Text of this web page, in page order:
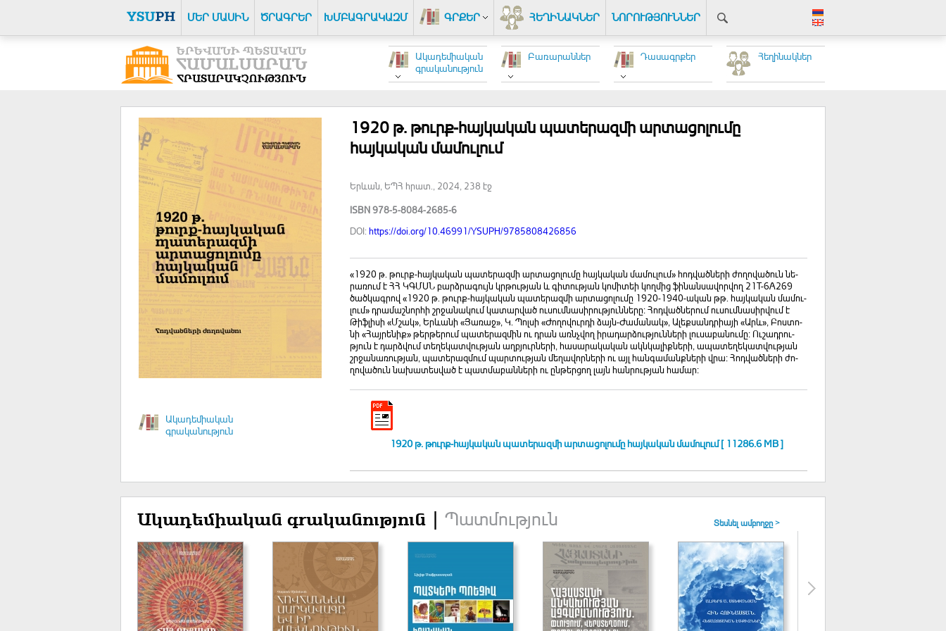
ՄԵՐ ՄԱՍԻՆ ԾՐԱԳՐԵՐ ԽՄԲԱԳՐԱԿԱԶՄ ԳՐՔԵՐ ՀԵՂԻՆԱԿՆԵՐ ՆՈՐՈՒԹՅՈՒՆՆԵՐ
Հեղինակներ
Դասագրքեր
Բառարաններ
Ակադեմիական
գրականություն
Ակադեմիական
գրականություն
1920 թ. թուրք-հայկական պատերազմի արտացոլումը
հայկական մամուլում
Երևան, ԵՊՀ հրատ., 2024, 238 էջ
ISBN 978-5-8084-2685-6
DOI: https://doi.org/10.46991/YSUPH/9785808426856
«1920 թ. թուրք-հայ­կա­կան պա­տե­րազ­մի ար­տա­ցո­լու­մը հայ­կա­կան մա­մու­լում» հոդ­ված­նե­րի ժո­ղո­վա­ծուն նե­
րա­ռում է ՀՀ ԿԳՄՍՆ բարձ­րա­գույն կր­թու­թյան և գի­տու­թյան կո­մի­տե­ի կող­մից ֆի­նան­սա­վոր­վող 21T-6A269
ծած­կագ­րով «1920 թ. թուրք-հայ­կա­կան պա­տե­րազ­մի ար­տա­ցո­լու­մը 1920-1940-ա­կան թթ. հայ­կա­կան մա­մու­
լում» դրա­մաշ­նոր­հի շր­ջա­նակ­ում կա­տար­ված ու­սում­նա­սի­րու­թյուն­նե­րը։ Հոդ­ված­նե­րում ու­սում­նա­սիր­վում է
Թիֆ­լի­սի «Մ­շակ», Եր­ևա­նի «Յա­ռաջ», Կ. Պոլ­սի «­Ժո­ղո­վուր­դի ձայն-Ժա­մա­նակ», Ա­լեք­սանդ­րի­այի «Արև», Բոս­տո­
նի «­Հայ­րե­նիք» թեր­թե­րում պա­տե­րազ­մին ու դրան ա­ռնչ­վող ի­րա­դար­ձու­թյուն­նե­րի լու­սա­բա­նու­մը։ Ու­շադ­րու­
թյուն է դարձ­վում տե­ղե­կատ­վու­թյան աղ­բյուր­նե­րի, հա­սա­րա­կա­կան ա­կնկա­լիք­նե­րի, ա­պա­տե­ղե­կատ­վու­թյան
շր­ջա­նա­ռու­թյան, պա­տե­րազ­մում պար­տու­թյան մե­ղա­վոր­նե­րի ու այլ հան­գա­մանք­նե­րի վրա։ Հոդ­ված­նե­րի ժո­
ղո­վա­ծուն նա­խա­տես­ված է պատ­մա­բան­նե­րի ու ըն­թեր­ցող լայն հան­րու­թյան հա­մար։
1920 թ. թուրք-հայկական պատերազմի արտացոլումը հայկական մամուլում [ 11286.6 MB ]
Ակադեմիական գրականություն | Պատմություն Տեսնել ամբողջը >